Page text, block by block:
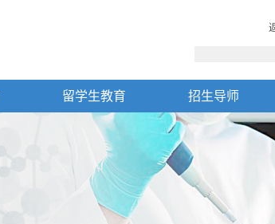
留学生教育 招生导师